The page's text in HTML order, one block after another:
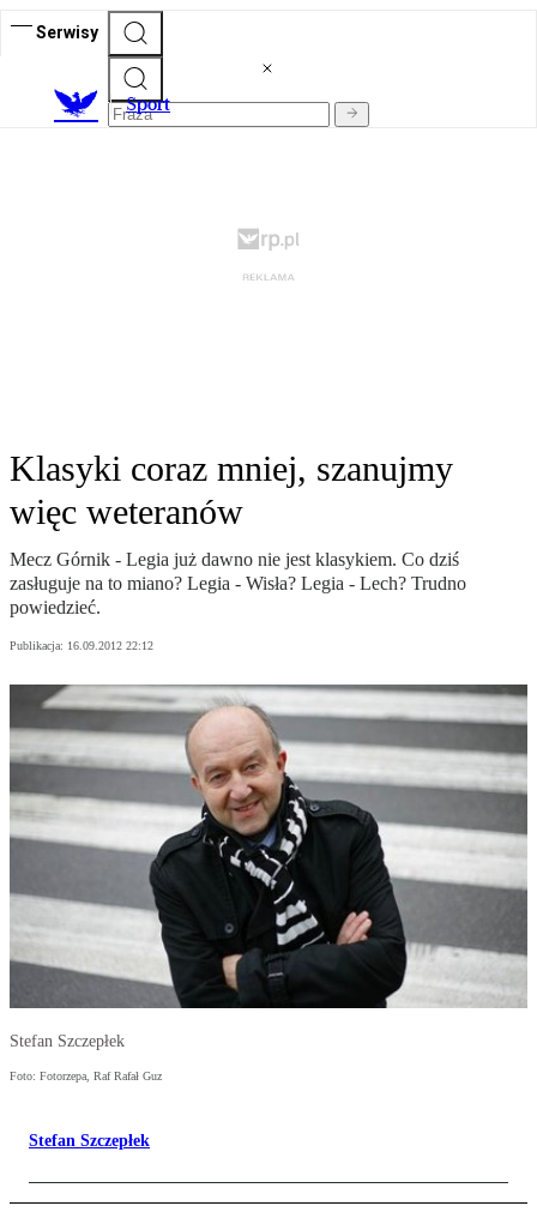
Serwisy
Sport
Klasyki coraz mniej, szanujmy
więc weteranów
Mecz Górnik - Legia już dawno nie jest klasykiem. Co dziś
zasługuje na to miano? Legia - Wisła? Legia - Lech? Trudno
powiedzieć.
Publikacja: 16.09.2012 22:12
Stefan Szczepłek
Foto: Fotorzepa, Raf Rafał Guz
Stefan Szczepłek